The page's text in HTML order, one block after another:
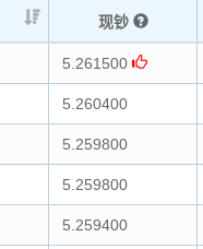
现钞
5.261500
5.260400
5.259800
5.259800
5.259400